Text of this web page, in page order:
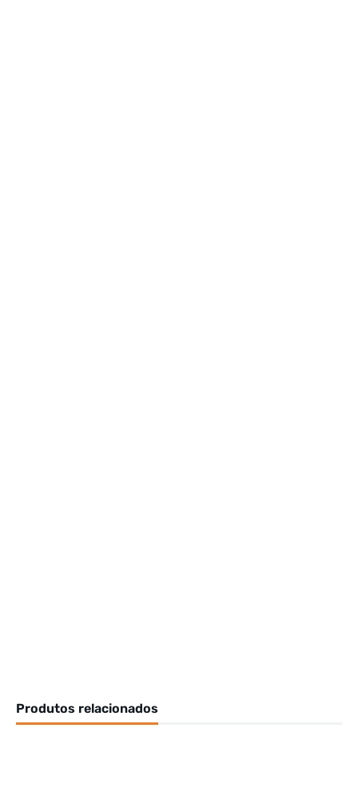
Produtos relacionados